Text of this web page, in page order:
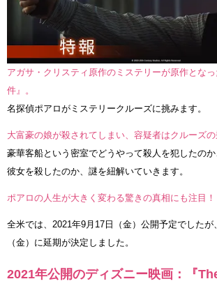
アガサ・クリスティ原作のミステリーが原作とな
件』。
名探偵ポアロがミステリークルーズに挑みます。
大富豪の娘が殺されてしまい、容疑者はクルーズの
豪華客船という密室でどうやって殺人を犯したの
彼女を殺したのか、謎を紐解いていきます。
ポアロの人生が大きく変わる驚きの真相にも注目！
全米では、2021年9月17日（金）公開予定でしたが
（金）に延期が決定しました。
2021年公開のディズニー映画：『